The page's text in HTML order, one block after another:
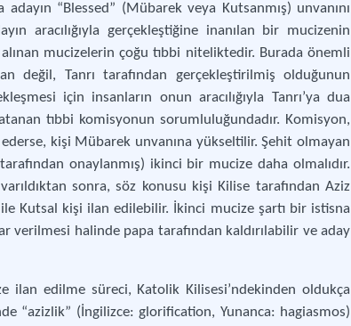
“Blessed” (Mübarek veya Kutsanmış) unvanını
aracılığıyla gerçekleştiğine inanılan bir mucizenin
mucizelerin çoğu tıbbi niteliktedir. Burada önemli
değil, Tanrı tarafından gerçekleştirilmiş olduğunun
için insanların onun aracılığıyla Tanrı’ya dua
tıbbi komisyonun sorumluluğundadır. Komisyon,
kişi Mübarek unvanına yükseltilir. Şehit olmayan
onaylanmış) ikinci bir mucize daha olmalıdır.
sonra, söz konusu kişi Kilise tarafından Aziz
Kutsal kişi ilan edilebilir. İkinci mucize şartı bir istisna
halinde papa tarafından kaldırılabilir ve aday
edilme süreci, Katolik Kilisesi’ndekinden oldukça
“azizlik” (İngilizce: glorification, Yunanca: hagiasmos)